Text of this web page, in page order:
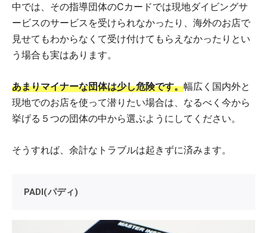
中では、その指導団体のCカードでは現地ダイビングサ
ービスのサービスを受けられなかったり、海外のお店で
見せてもわからなくて受け付けてもらえなかったりとい
う場合も実はあります。
あまりマイナーな団体は少し危険です。幅広く国内外と
現地でのお店を使って潜りたい場合は、なるべく今から
挙げる５つの団体の中から選ぶようにしてください。
そうすれば、余計なトラブルは起きずに済みます。
PADI(パディ)